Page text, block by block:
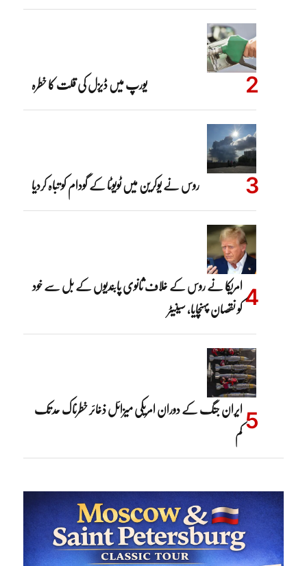
یورپ میں ڈیزل کی قلت کا خطرہ
روس نے یوکرین میں ٹویوٹا کے گودام کو تباہ کردیا
امریکا نے روس کے خلاف ثانوی پابندیوں کے بل سے خود
کو نقصان پہنچایا، سینیٹر
ایران جنگ کے دوران امریکی میزائل ذخائر خطرناک حد تک
کم